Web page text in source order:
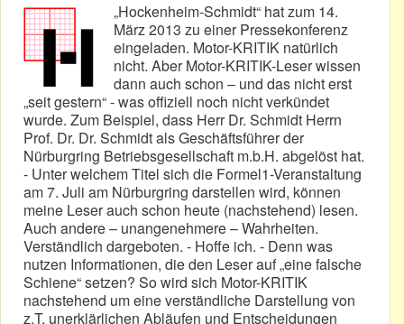
„Hockenheim-Schmidt“ hat zum 14.
März 2013 zu einer Pressekonferenz
eingeladen. Motor-KRITIK natürlich
nicht. Aber Motor-KRITIK-Leser wissen
dann auch schon – und das nicht erst
„seit gestern“ - was offiziell noch nicht verkündet
wurde. Zum Beispiel, dass Herr Dr. Schmidt Herrn
Prof. Dr. Dr. Schmidt als Geschäftsführer der
Nürburgring Betriebsgesellschaft m.b.H. abgelöst hat.
- Unter welchem Titel sich die Formel1-Veranstaltung
am 7. Juli am Nürburgring darstellen wird, können
meine Leser auch schon heute (nachstehend) lesen.
Auch andere – unangenehmere – Wahrheiten.
Verständlich dargeboten. - Hoffe ich. - Denn was
nutzen Informationen, die den Leser auf „eine falsche
Schiene“ setzen? So wird sich Motor-KRITIK
nachstehend um eine verständliche Darstellung von
z.T. unerklärlichen Abläufen und Entscheidungen